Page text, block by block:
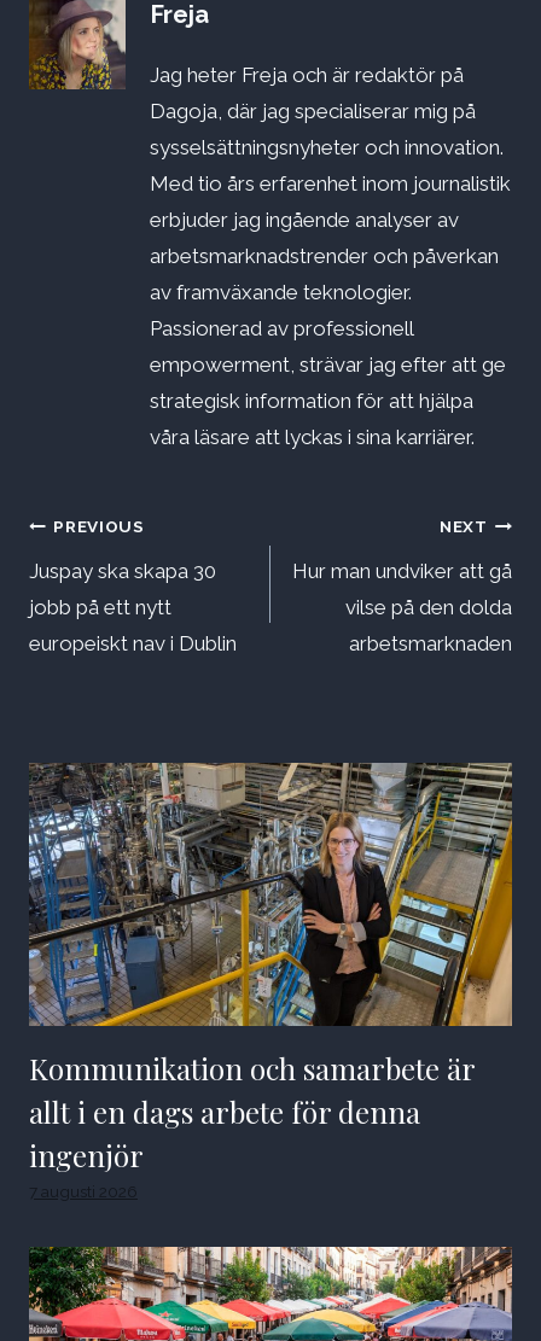
Freja
Jag heter Freja och är redaktör på
Dagoja, där jag specialiserar mig på
sysselsättningsnyheter och innovation.
Med tio års erfarenhet inom journalistik
erbjuder jag ingående analyser av
arbetsmarknadstrender och påverkan
av framväxande teknologier.
Passionerad av professionell
empowerment, strävar jag efter att ge
strategisk information för att hjälpa
våra läsare att lyckas i sina karriärer.
Inläggsnavigering
PREVIOUS
Juspay ska skapa 30
jobb på ett nytt
europeiskt nav i Dublin
NEXT
Hur man undviker att gå
vilse på den dolda
arbetsmarknaden
Kommunikation och samarbete är
allt i en dags arbete för denna
ingenjör
7 augusti 2026